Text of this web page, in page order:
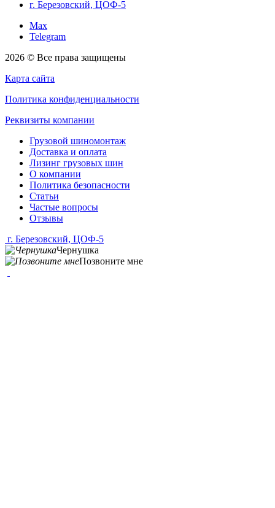
г. Березовский, ЦОФ-5
Max
Telegram
2026 © Все права защищены
Карта сайта
Политика конфиденциальности
Реквизиты компании
Грузовой шиномонтаж
Доставка и оплата
Лизинг грузовых шин
О компании
Политика безопасности
Статьи
Частые вопросы
Отзывы
г. Березовский, ЦОФ-5
Чернушка
Позвоните мне